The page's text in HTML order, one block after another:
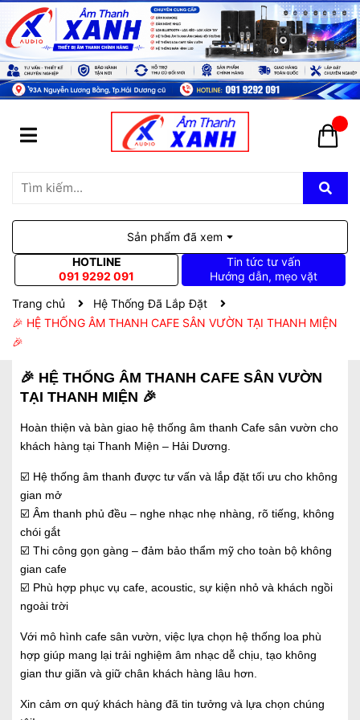
Sản phẩm đã xem
HOTLINE
091 9292 091
Tin tức tư vấn
Hướng dẫn, mẹo vặt
Trang chủ
Hệ Thống Đã Lắp Đặt
🎉 HỆ THỐNG ÂM THANH CAFE SÂN VƯỜN TẠI THANH MIỆN
🎉
🎉 HỆ THỐNG ÂM THANH CAFE SÂN VƯỜN
TẠI THANH MIỆN 🎉
Hoàn thiện và bàn giao hệ thống âm thanh Cafe sân vườn cho
khách hàng tại Thanh Miện – Hải Dương.
☑️ Hệ thống âm thanh được tư vấn và lắp đặt tối ưu cho không
gian mở
☑️ Âm thanh phủ đều – nghe nhạc nhẹ nhàng, rõ tiếng, không
chói gắt
☑️ Thi công gọn gàng – đảm bảo thẩm mỹ cho toàn bộ không
gian cafe
☑️ Phù hợp phục vụ cafe, acoustic, sự kiện nhỏ và khách ngồi
ngoài trời
Với mô hình cafe sân vườn, việc lựa chọn hệ thống loa phù
hợp giúp mang lại trải nghiệm âm nhạc dễ chịu, tạo không
gian thư giãn và giữ chân khách hàng lâu hơn.
Xin cảm ơn quý khách hàng đã tin tưởng và lựa chọn chúng